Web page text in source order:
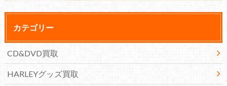
カテゴリー
CD&DVD買取
HARLEYグッズ買取